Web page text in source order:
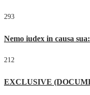
293
Nemo iudex in causa
212
EXCLUSIVE